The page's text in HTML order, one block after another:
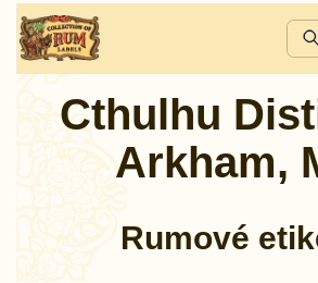
Cthulhu
Arkham,
Rumové